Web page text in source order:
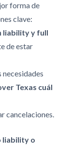
forma de
clave:
liability y full
de estar
necesidades
Texas cuál
cancelaciones.
liability o